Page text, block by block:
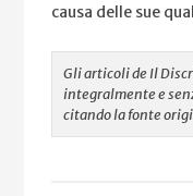
causa delle sue
Gli articoli de Il
integralmente e
citando la fonte